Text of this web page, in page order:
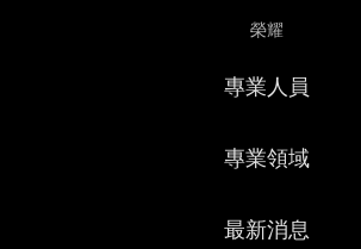
榮耀
專業人員
專業領域
最新消息